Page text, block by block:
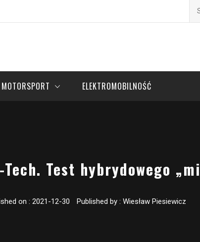
MOTORSPORT ELEKTROMOBILNOŚĆ
Test hybrydowego
on : 2021-12-30 Published by : Wiesław Piesiewicz